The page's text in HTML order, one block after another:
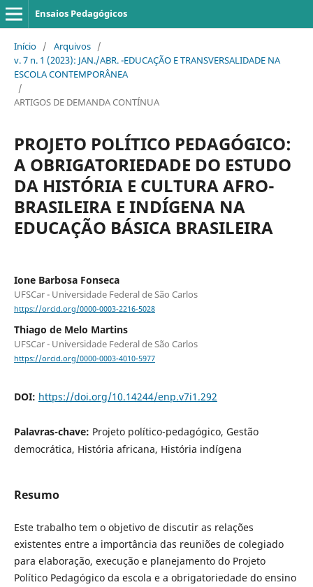
Ensaios Pedagógicos
Início / Arquivos /
v. 7 n. 1 (2023): JAN./ABR. -EDUCAÇÃO E TRANSVERSALIDADE NA
ESCOLA CONTEMPORÂNEA
/
ARTIGOS DE DEMANDA CONTÍNUA
PROJETO POLÍTICO PEDAGÓGICO:
A OBRIGATORIEDADE DO ESTUDO
DA HISTÓRIA E CULTURA AFRO-
BRASILEIRA E INDÍGENA NA
EDUCAÇÃO BÁSICA BRASILEIRA
Ione Barbosa Fonseca
UFSCar - Universidade Federal de São Carlos
https://orcid.org/0000-0003-2216-5028
Thiago de Melo Martins
UFSCar - Universidade Federal de São Carlos
https://orcid.org/0000-0003-4010-5977
DOI: https://doi.org/10.14244/enp.v7i1.292
Palavras-chave: Projeto político-pedagógico, Gestão
democrática, História africana, História indígena
Resumo
Este trabalho tem o objetivo de discutir as relações
existentes entre a importância das reuniões de colegiado
para elaboração, execução e planejamento do Projeto
Político Pedagógico da escola e a obrigatoriedade do ensino